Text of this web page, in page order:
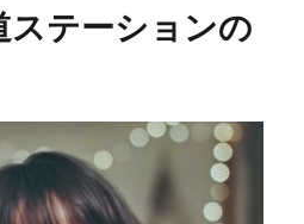
ステーションの